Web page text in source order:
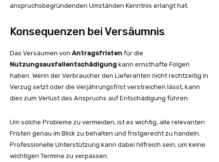
anspruchsbegründenden Umständen Kenntnis erlangt hat.
Konsequenzen bei Versäumnis
Das Versäumen von Antragsfristen für die
Nutzungsausfallentschädigung kann ernsthafte Folgen
haben. Wenn der Verbraucher den Lieferanten nicht rechtzeitig in
Verzug setzt oder die Verjährungsfrist verstreichen lässt, kann
dies zum Verlust des Anspruchs auf Entschädigung führen.
Um solche Probleme zu vermeiden, ist es wichtig, alle relevanten
Fristen genau im Blick zu behalten und fristgerecht zu handeln.
Professionelle Unterstützung kann dabei hilfreich sein, um keine
wichtigen Termine zu verpassen.